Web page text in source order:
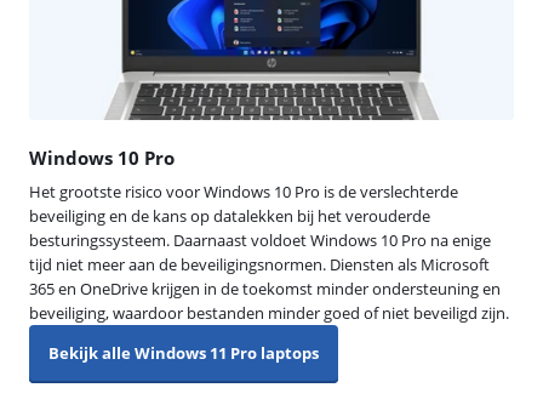
Windows 10 Pro
Het grootste risico voor Windows 10 Pro is de verslechterde
beveiliging en de kans op datalekken bij het verouderde
besturingssysteem. Daarnaast voldoet Windows 10 Pro na enige
tijd niet meer aan de beveiligingsnormen. Diensten als Microsoft
365 en OneDrive krijgen in de toekomst minder ondersteuning en
beveiliging, waardoor bestanden minder goed of niet beveiligd zijn.
Bekijk alle Windows 11 Pro laptops